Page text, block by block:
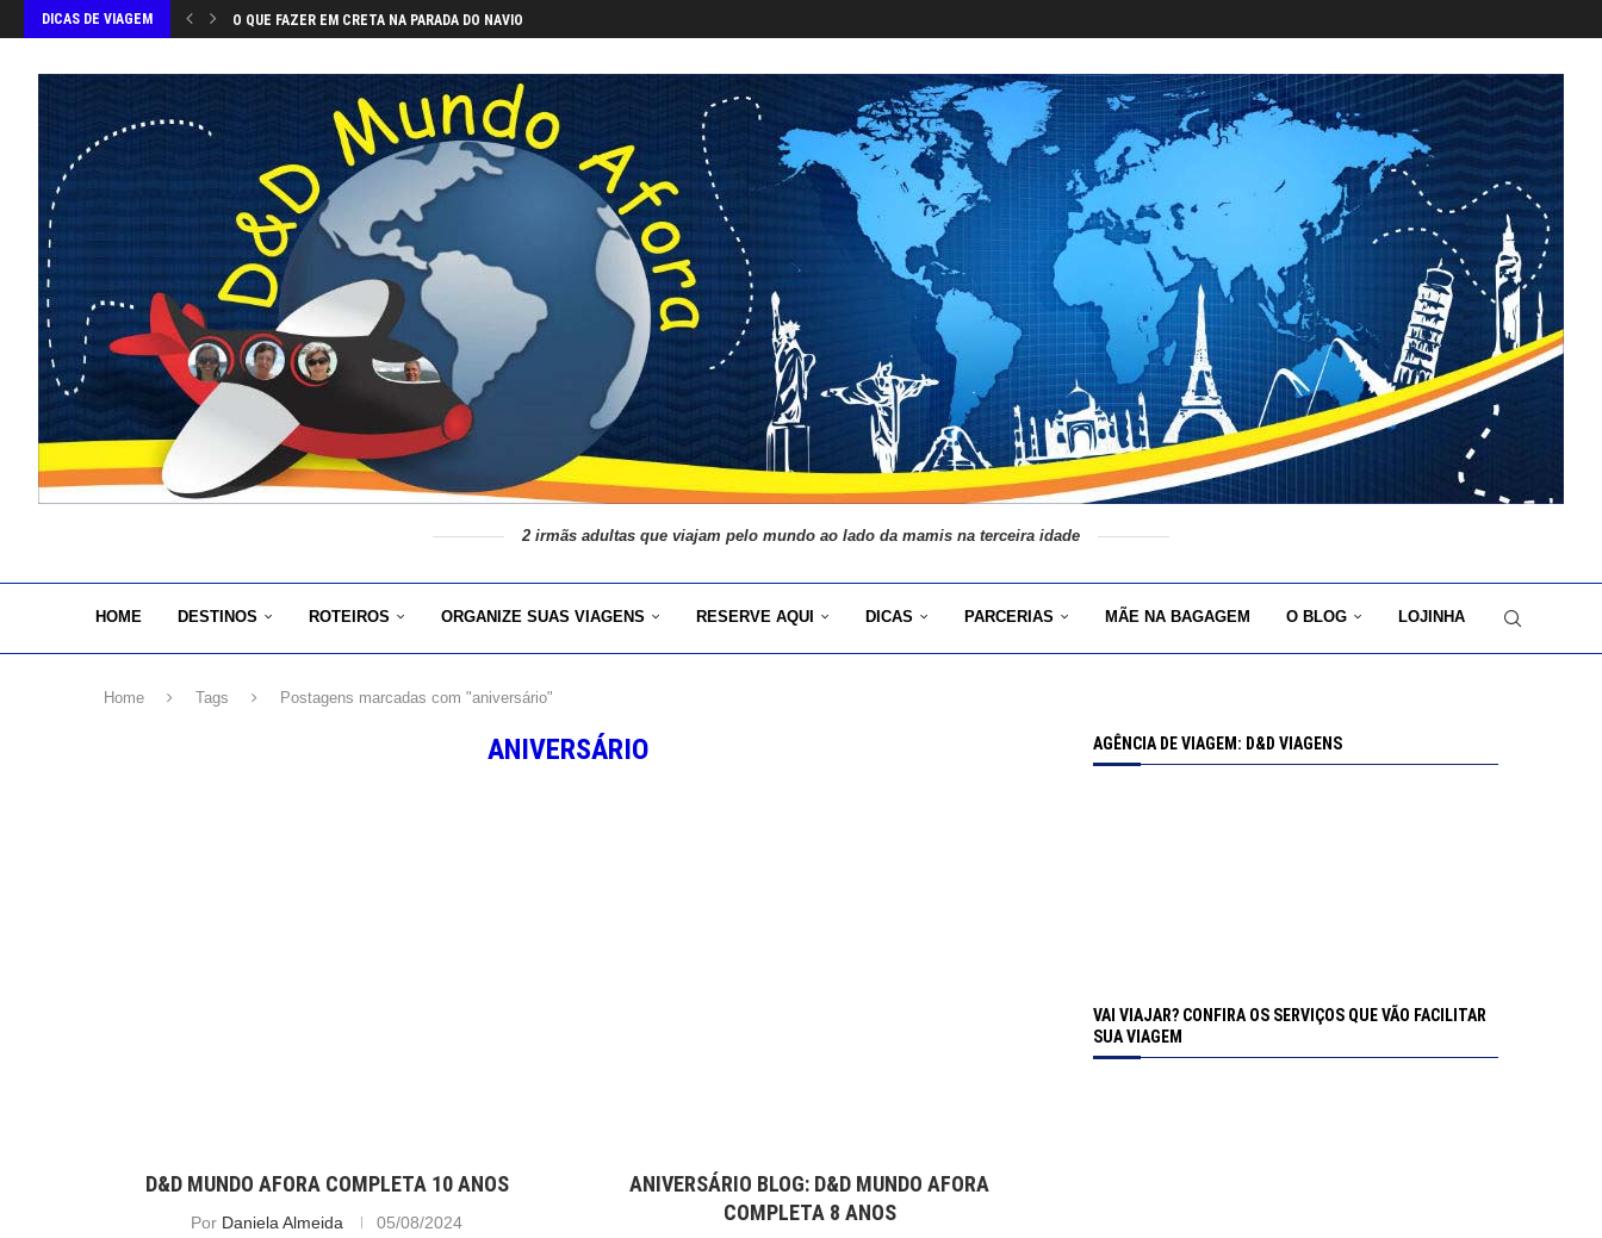
DICAS DE VIAGEM O QUE FAZER EM CRETA NA PARADA DO NAVIO
2 irmãs adultas que viajam pelo mundo ao lado da mamis na terceira idade
HOME DESTINOS ROTEIROS ORGANIZE SUAS VIAGENS RESERVE AQUI DICAS PARCERIAS MÃE NA BAGAGEM O BLOG LOJINHA
Home Tags Postagens marcadas com "aniversário"
ANIVERSÁRIO
D&D MUNDO AFORA COMPLETA 10 ANOS
Por Daniela Almeida 05/08/2024
ANIVERSÁRIO BLOG: D&D MUNDO AFORA
COMPLETA 8 ANOS
AGÊNCIA DE VIAGEM: D&D VIAGENS
VAI VIAJAR? CONFIRA OS SERVIÇOS QUE VÃO FACILITAR
SUA VIAGEM